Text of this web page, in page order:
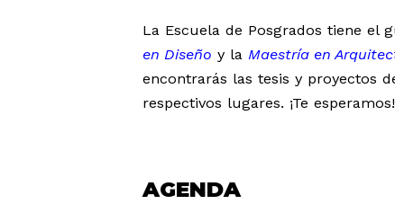
La Escuela de Posgrados tiene el
en Diseño y la Maestría en
encontrarás las tesis y proyectos
respectivos lugares. ¡Te esperamos!
AGENDA